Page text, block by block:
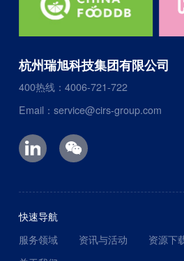
杭州瑞旭科技集团有限公司
400热线：4006-721-722
Email：service@cirs-group.com
快速导航
服务领域
资讯与活动 资源下